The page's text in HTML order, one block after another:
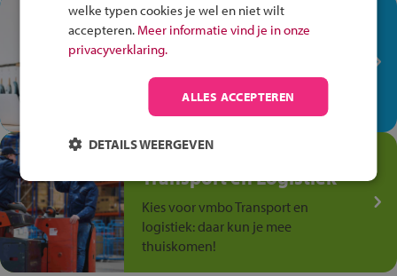
In de winkel ben je op je
plek!
op de winkelvloer, waar elke dag
anders is!
Jouw talent in de
Transport en Logistiek
Kies voor vmbo Transport en
logistiek: daar kun je mee
thuiskomen!
welke typen cookies je wel en niet wilt
accepteren. Meer informatie vind je in onze
privacyverklaring.
ALLES ACCEPTEREN
DETAILS WEERGEVEN